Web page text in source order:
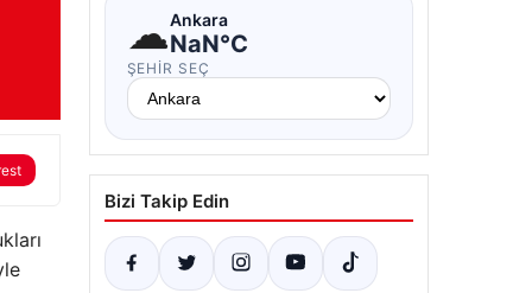
☁Ankara
NaN°C
ŞEHIR SEÇ
Bizi Takip Edin